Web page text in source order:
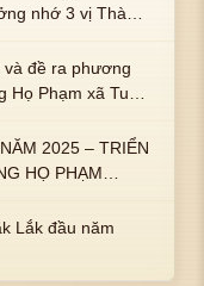
nhớ 3 vị Thành
và đề ra phương
Họ Phạm xã Tuy
2025 – TRIỂN
Lắk đầu năm